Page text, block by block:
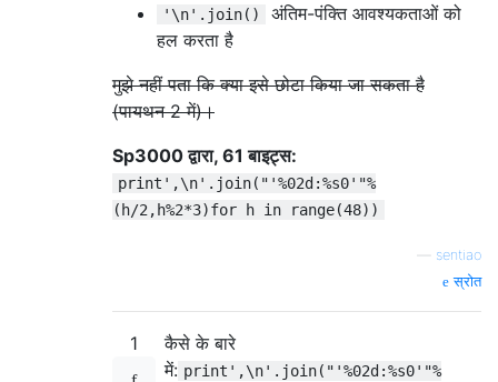
'\n'.join()
अंतिम-पंक्ति आवश्यकताओं को
हल करता है
मुझे नहीं पता कि क्या इसे छोटा किया जा सकता है
(पायथन 2 में)।
Sp3000 द्वारा, 61 बाइट्स:
print',\n'.join("'%02d:%s0'"%
(h/2,h%2*3)for h in range(48))
sentiao
स्रोत
1
कैसे के बारे
में: print',\n'.join("'%02d:%s0'"%